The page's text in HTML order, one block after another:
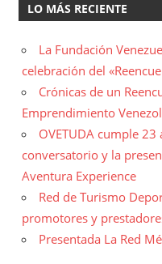
LO MÁS RECIENTE
La Fundación
celebración del
Crónicas de un
Emprendimiento
OVETUDA cumple
conversatorio y la
Aventura Experience
Red de Turismo
promotores y
Presentada La Red